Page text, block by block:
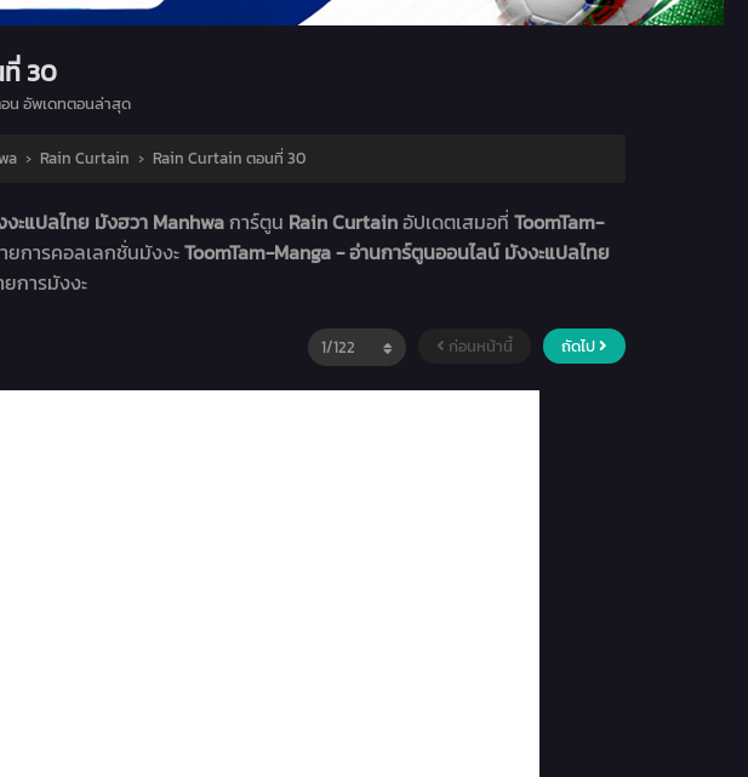
30
น อัพเดทตอนล่าสุด
› Rain Curtain › Rain Curtain ตอนที่ 30
ะแปลไทย มังฮวา Manhwaการ์ตูน Rain Curtainอัปเดตเสมอที่ ToomTam-
ยการคอลเลกชั่นมังงะToomTam-Manga - อ่านการ์ตูนออนไลน์ มังงะแปลไทย
การมังงะ
ก่อนหน้านี้ ถัดไป